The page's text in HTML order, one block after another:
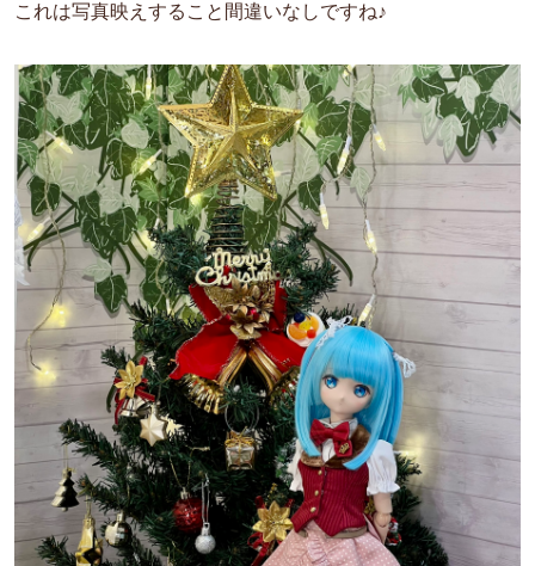
これは写真映えすること間違いなしですね♪